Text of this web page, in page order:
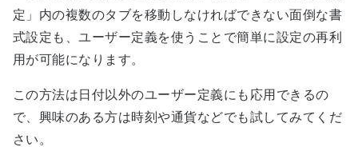
定」内の複数のタブを移動しなければできない面倒な書
式設定も、ユーザー定義を使うことで簡単に設定の再利
用が可能になります。
この方法は日付以外のユーザー定義にも応用できるの
で、興味のある方は時刻や通貨などでも試してみてくだ
さい。